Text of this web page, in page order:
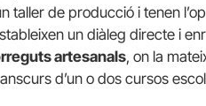
taller de producció i tenen
un diàleg directe i
artesanals, on la
d’un o dos cursos